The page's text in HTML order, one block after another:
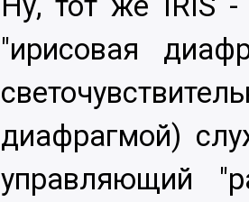
"ирисовая
диафрагмой)
управляющий